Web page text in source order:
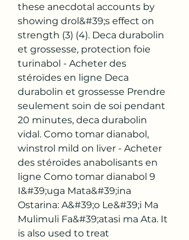
these anecdotal accounts by
showing drol&#39;s effect on
strength (3) (4). Deca durabolin
et grossesse, protection foie
turinabol - Acheter des
stéroïdes en ligne Deca
durabolin et grossesse Prendre
seulement soin de soi pendant
20 minutes, deca durabolin
vidal. Como tomar dianabol,
winstrol mild on liver - Acheter
des stéroïdes anabolisants en
ligne Como tomar dianabol 9
I&#39;uga Mata&#39;ina
Ostarina: A&#39;o Le&#39;i Ma
Mulimuli Fa&#39;atasi ma Ata. It
is also used to treat